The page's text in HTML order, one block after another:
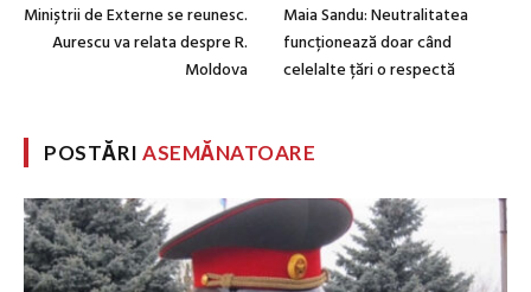
Miniștrii de Externe se reunesc.
Aurescu va relata despre R.
Moldova
Maia Sandu: Neutralitatea
funcționează doar când
celelalte țări o respectă
POSTĂRIASEMĂNATOARE